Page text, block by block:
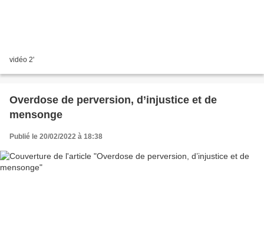
vidéo 2'
Overdose de perversion, d’injustice et de
mensonge
Publié le 20/02/2022 à 18:38